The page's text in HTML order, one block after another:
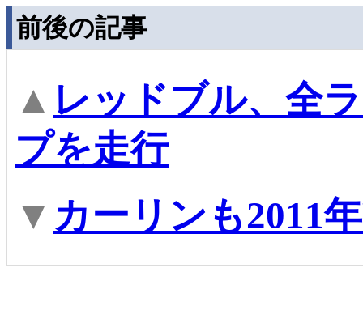
前後の記事
▲ レッドブル、全
プを走行
▼ カーリンも2011